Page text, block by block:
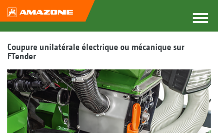
Coupure unilatérale électrique ou mécanique sur
FTender